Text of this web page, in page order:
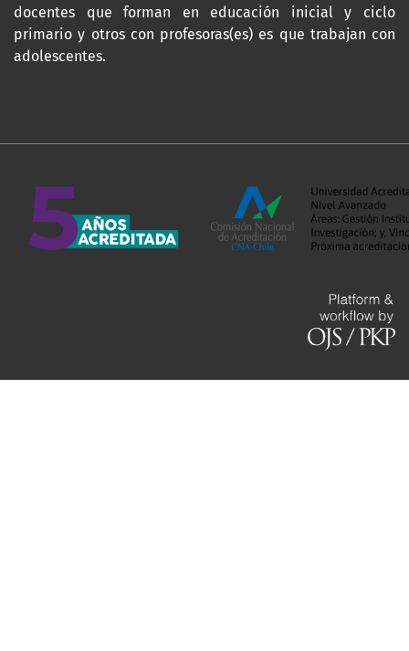
docentes que forman en educación inicial y ciclo
primario y otros con profesoras(es) es que trabajan con
adolescentes.